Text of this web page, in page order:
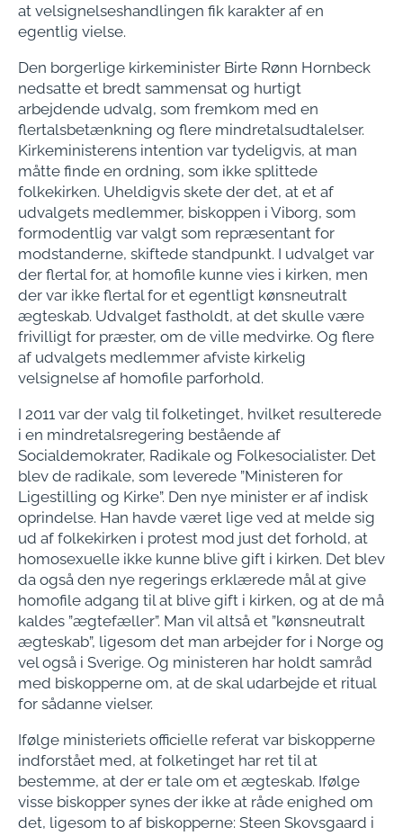
at velsignelseshandlingen fik karakter af en
egentlig vielse.
Den borgerlige kirkeminister Birte Rønn Hornbeck
nedsatte et bredt sammensat og hurtigt
arbejdende udvalg, som fremkom med en
flertalsbetænkning og flere mindretalsudtalelser.
Kirkeministerens intention var tydeligvis, at man
måtte finde en ordning, som ikke splittede
folkekirken. Uheldigvis skete der det, at et af
udvalgets medlemmer, biskoppen i Viborg, som
formodentlig var valgt som repræsentant for
modstanderne, skiftede standpunkt. I udvalget var
der flertal for, at homofile kunne vies i kirken, men
der var ikke flertal for et egentligt kønsneutralt
ægteskab. Udvalget fastholdt, at det skulle være
frivilligt for præster, om de ville medvirke. Og flere
af udvalgets medlemmer afviste kirkelig
velsignelse af homofile parforhold.
I 2011 var der valg til folketinget, hvilket resulterede
i en mindretalsregering bestående af
Socialdemokrater, Radikale og Folkesocialister. Det
blev de radikale, som leverede ”Ministeren for
Ligestilling og Kirke”. Den nye minister er af indisk
oprindelse. Han havde været lige ved at melde sig
ud af folkekirken i protest mod just det forhold, at
homosexuelle ikke kunne blive gift i kirken. Det blev
da også den nye regerings erklærede mål at give
homofile adgang til at blive gift i kirken, og at de må
kaldes ”ægtefæller”. Man vil altså et ”kønsneutralt
ægteskab”, ligesom det man arbejder for i Norge og
vel også i Sverige. Og ministeren har holdt samråd
med biskopperne om, at de skal udarbejde et ritual
for sådanne vielser.
Ifølge ministeriets officielle referat var biskopperne
indforstået med, at folketinget har ret til at
bestemme, at der er tale om et ægteskab. Ifølge
visse biskopper synes der ikke at råde enighed om
det, ligesom to af biskopperne: Steen Skovsgaard i